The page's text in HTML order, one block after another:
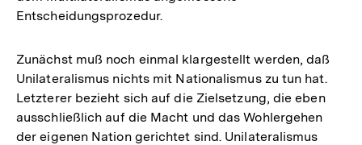
Entscheidungsprozedur.
Zunächst muß noch einmal klargestellt werden, daß
Unilateralismus nichts mit Nationalismus zu tun hat.
Letzterer bezieht sich auf die Zielsetzung, die eben
ausschließlich auf die Macht und das Wohlergehen
der eigenen Nation gerichtet sind. Unilateralismus